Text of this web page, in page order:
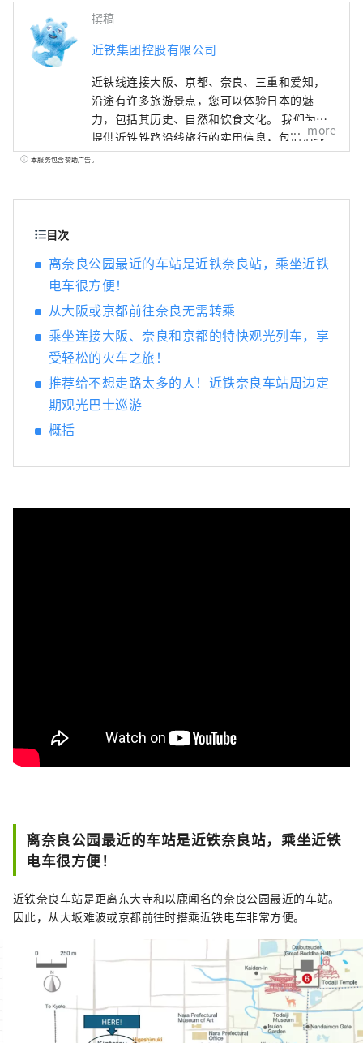
撰稿
近铁集团控股有限公司
近铁线连接大阪、京都、奈良、三重和爱知，
沿途有许多旅游景点，您可以体验日本的魅
力，包括其历史、自然和饮食文化。 我们为您
提供近铁铁路沿线旅行的实用信息，包括沿线
观光景点、推荐餐厅和酒店，以及有用的旅行
more
本服务包含赞助广告。
目次
离奈良公园最近的车站是近铁奈良站，乘坐近铁
电车很方便！
从大阪或京都前往奈良无需转乘
乘坐连接大阪、奈良和京都的特快观光列车，享
受轻松的火车之旅！
推荐给不想走路太多的人！近铁奈良车站周边定
期观光巴士巡游
概括
离奈良公园最近的车站是近铁奈良站，乘坐近铁
电车很方便！
近铁奈良车站是距离东大寺和以鹿闻名的奈良公园最近的车站。
因此，从大坂难波或京都前往时搭乘近铁电车非常方便。